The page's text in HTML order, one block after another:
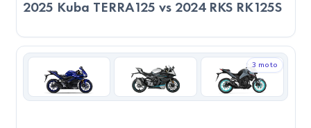
2025 Kuba TERRA125 vs 2024 RKS RK125S
3 moto